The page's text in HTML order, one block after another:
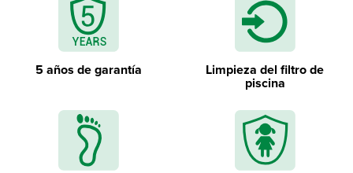
5 años de garantía
Limpieza del filtro de
piscina